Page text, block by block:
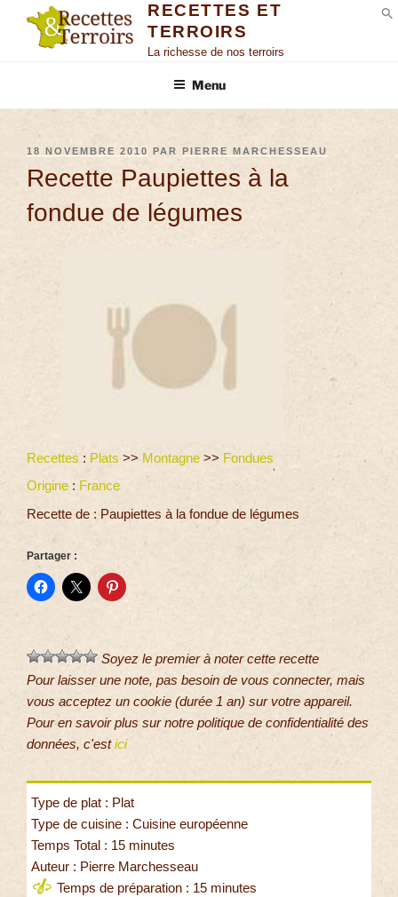
RECETTES ET
TERROIRS
La richesse de nos terroirs
Menu
18 NOVEMBRE 2010 PAR PIERRE MARCHESSEAU
Recette Paupiettes à la
fondue de légumes
Recettes : Plats >> Montagne >> Fondues
Origine : France
Recette de : Paupiettes à la fondue de légumes
Partager :
Soyez le premier à noter cette recette
Pour laisser une note, pas besoin de vous connecter, mais
vous acceptez un cookie (durée 1 an) sur votre appareil.
Pour en savoir plus sur notre politique de confidentialité des
données, c'estici
Type de plat : Plat
Type de cuisine : Cuisine européenne
Temps Total : 15 minutes
Auteur : Pierre Marchesseau
Temps de préparation : 15 minutes